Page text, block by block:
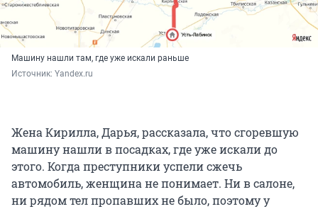
Машину нашли там, где уже искали раньше
Источник: Yandex.ru
Жена Кирилла, Дарья, рассказала, что сгоревшую
машину нашли в посадках, где уже искали до
этого. Когда преступники успели сжечь
автомобиль, женщина не понимает. Ни в салоне,
ни рядом тел пропавших не было, поэтому у